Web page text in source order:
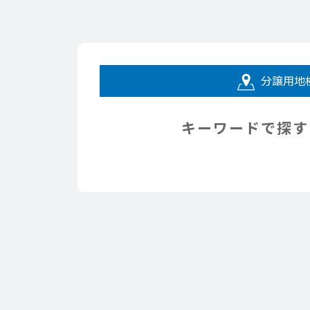
分譲用地
キーワードで探す